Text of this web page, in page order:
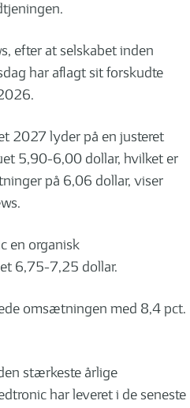
efter at selskabet inden
har aflagt sit forskudte
2027 lyder på en justeret
5,90-6,00 dollar, hvilket er
på 6,06 dollar, viser
en organisk
6,75-7,25 dollar.
omsætningen med 8,4 pct.
stærkeste årlige
har leveret i de seneste